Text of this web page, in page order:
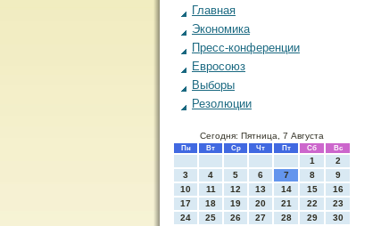
Главная
Экономика
Пресс-конференции
Евросоюз
Выборы
Резолюции
Сегодня: Пятница, 7 Августа
Пн Вт Ср Чт Пт Сб Вс
1
2
3
4 5 6 7 8
9
10
11 12 13 14 15
16
17
18 19 20 21 22
23
24
25 26 27 28 29
30